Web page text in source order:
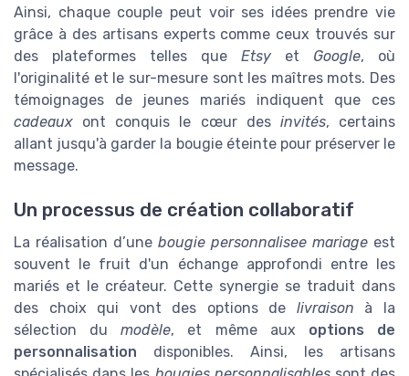
Ainsi, chaque couple peut voir ses idées prendre vie
grâce à des artisans experts comme ceux trouvés sur
des plateformes telles que Etsy et Google, où
l'originalité et le sur-mesure sont les maîtres mots. Des
témoignages de jeunes mariés indiquent que ces
cadeaux ont conquis le cœur des invités, certains
allant jusqu'à garder la bougie éteinte pour préserver le
message.
Un processus de création collaboratif
La réalisation d’une bougie personnalisee mariage est
souvent le fruit d'un échange approfondi entre les
mariés et le créateur. Cette synergie se traduit dans
des choix qui vont des options de livraison à la
sélection dumodèle, et même aux options de
personnalisation disponibles. Ainsi, les artisans